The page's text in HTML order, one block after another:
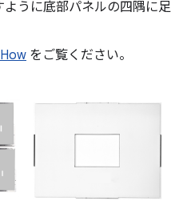
ように底部パネルの四隅に足
をご覧ください。